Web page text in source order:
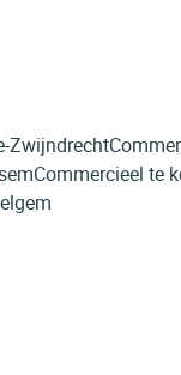
Zwijndrecht
Commercieel te